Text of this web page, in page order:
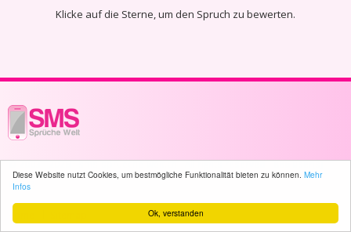
Ok, verstanden
Diese Website nutzt Cookies, um bestmögliche Funktionalität bieten zu können. Mehr
Infos
Klicke auf die Sterne, um den Spruch zu bewerten.
© 2003 - 2026 -sms-sprueche-welt.ch- All rights reserved -886 user(s)
online